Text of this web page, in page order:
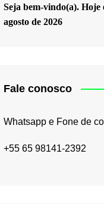
Seja bem-vindo(a). Hoje
agosto de 2026
Fale conosco
Whatsapp e Fone de
+55 65 98141-2392